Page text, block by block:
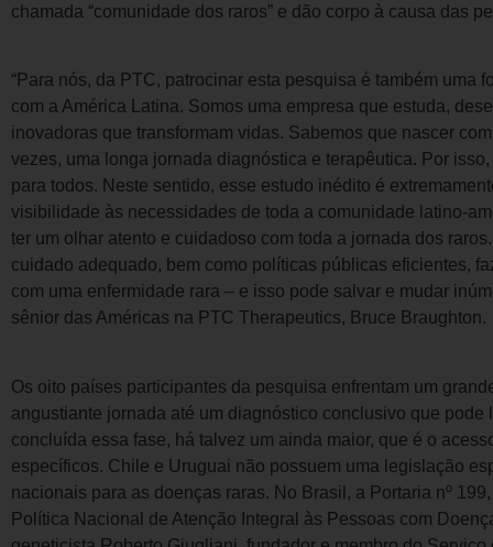
chamada “comunidade dos raros” e dão corpo à causa das
“Para nós, da PTC, patrocinar esta pesquisa é também uma
com a América Latina. Somos uma empresa que estuda,
inovadoras que transformam vidas. Sabemos que nascer
vezes, uma longa jornada diagnóstica e terapêutica. Por
para todos. Neste sentido, esse estudo inédito é
visibilidade às necessidades de toda a comunidade latino-
ter um olhar atento e cuidadoso com toda a jornada dos
cuidado adequado, bem como políticas públicas eficientes,
com uma enfermidade rara – e isso pode salvar e mudar
sênior das Américas na PTC Therapeutics, Bruce Braughton.
Os oito países participantes da pesquisa enfrentam um
angustiante jornada até um diagnóstico conclusivo que
concluída essa fase, há talvez um ainda maior, que é o
específicos. Chile e Uruguai não possuem uma legislação
nacionais para as doenças raras. No Brasil, a Portaria nº
Política Nacional de Atenção Integral às Pessoas com